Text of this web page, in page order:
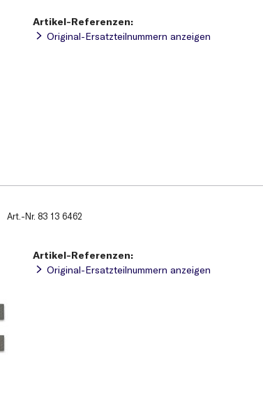
Artikel-Referenzen:
Original-Ersatzteilnummern anzeigen
Art.-Nr. 83 13 6462
Artikel-Referenzen:
Original-Ersatzteilnummern anzeigen